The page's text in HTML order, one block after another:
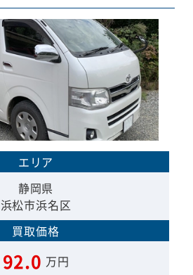
エリア
静岡県
浜松市浜名区
買取価格
92.0 万円